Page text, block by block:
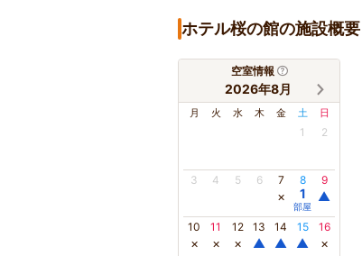
ホテル桜の館の施設概要
空室情報
2026年8月
月 火 水 木 金 土 日
1 2
3 4 5 6 7
×
8
1
部屋
9
▲
10
×
11
×
12
×
13
▲
14
▲
15
▲
16
×